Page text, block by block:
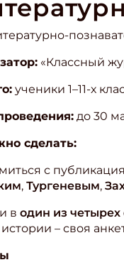
«Классный
ученики 1–11-х
до 30
сделать:
с
, Тургеневым,
в один из
– своя